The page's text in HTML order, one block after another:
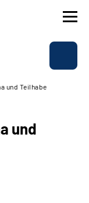
und Teilhabe
und